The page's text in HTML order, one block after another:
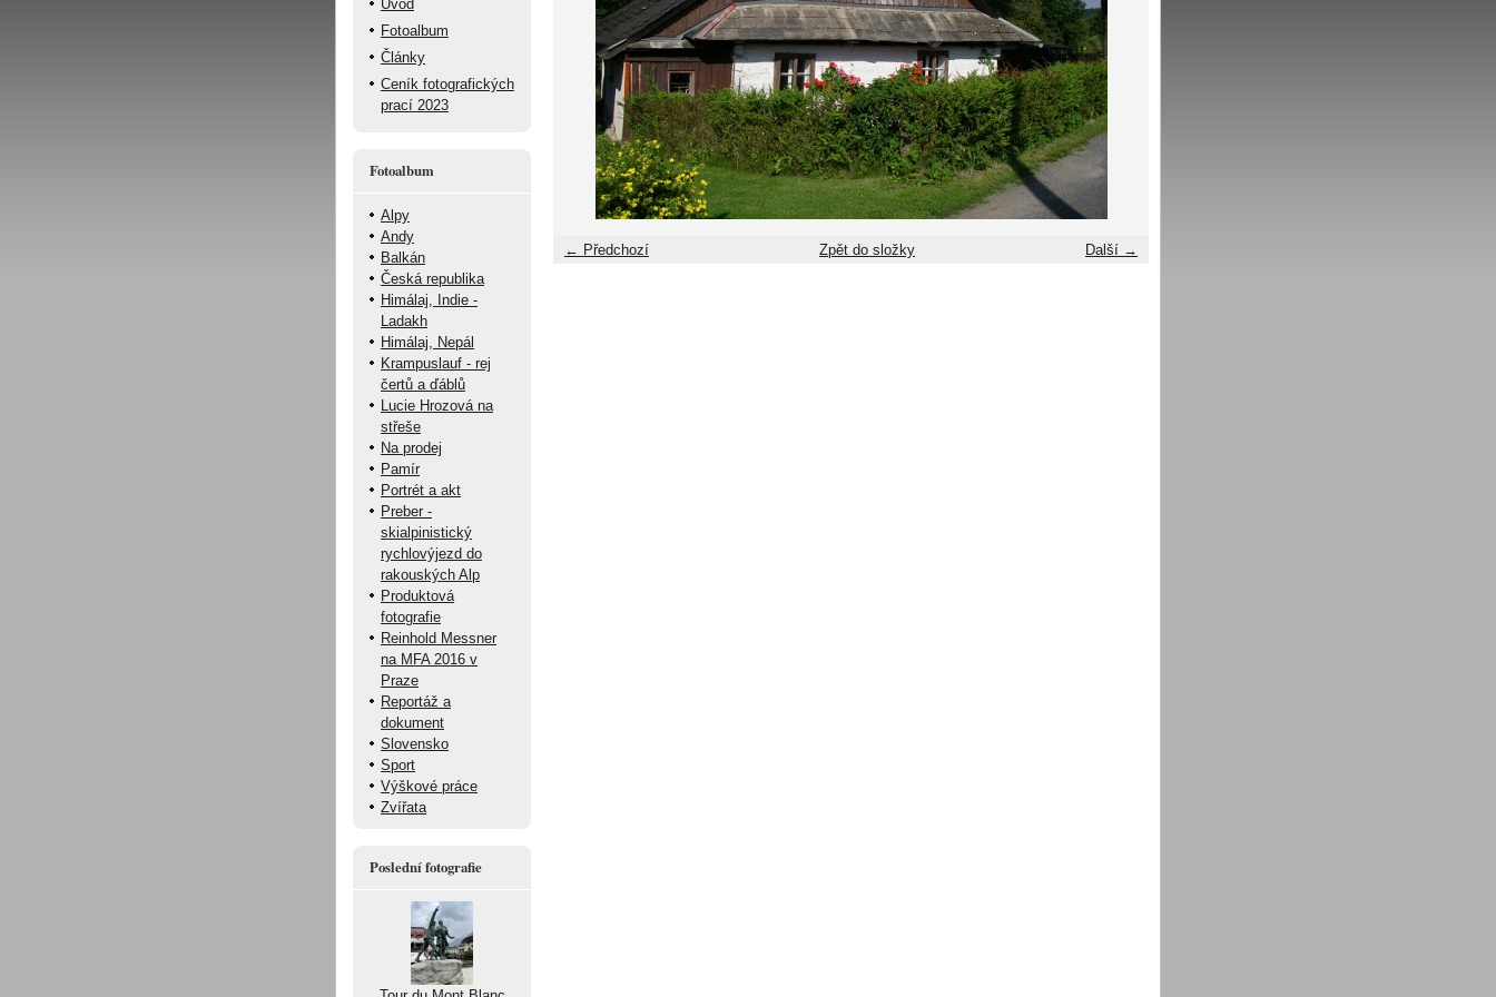
← Předchozí Další →
Zpět do složky
Úvod
Fotoalbum
Články
Ceník fotografických
prací 2023
Fotoalbum
Alpy
Andy
Balkán
Česká republika
Himálaj, Indie -
Ladakh
Himálaj, Nepál
Krampuslauf - rej
čertů a ďáblů
Lucie Hrozová na
střeše
Na prodej
Pamír
Portrét a akt
Preber -
skialpinistický
rychlovýjezd do
rakouských Alp
Produktová
fotografie
Reinhold Messner
na MFA 2016 v
Praze
Reportáž a
dokument
Slovensko
Sport
Výškové práce
Zvířata
Poslední fotografie